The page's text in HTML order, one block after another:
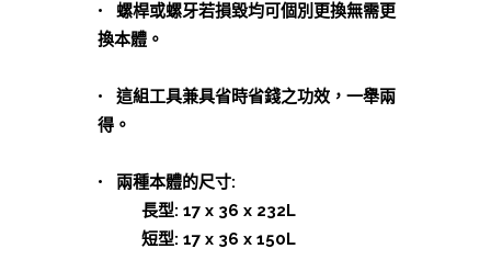
• 螺桿或螺牙若損毀均可個別更換無需更
換本體。
• 這組工具兼具省時省錢之功效，一舉兩
得。
• 兩種本體的尺寸:
長型: 17 x 36 x 232L
短型: 17 x 36 x 150L